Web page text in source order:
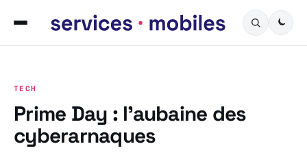
TECH
Prime Day : l’aubaine des
cyberarnaques